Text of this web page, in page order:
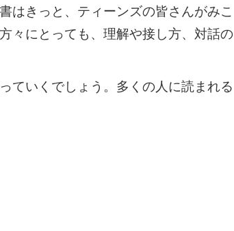
はきっと、ティーンズの皆さんがみこ
々にとっても、理解や接し方、対話の
ていくでしょう。多くの人に読まれる